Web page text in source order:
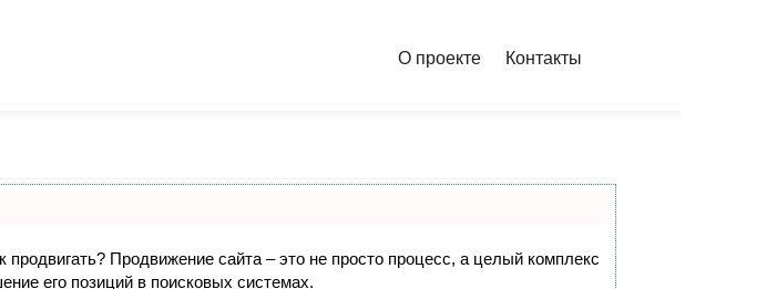
О проекте Контакты
Продвижение сайта – это не просто процесс, а целый комплекс
его позиций в поисковых системах.